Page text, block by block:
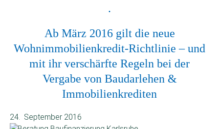
.
Ab März 2016 gilt die neue
Wohnimmobilienkredit-Richtlinie – und
mit ihr verschärfte Regeln bei der
Vergabe von Baudarlehen &
Immobilienkrediten
24. September 2016